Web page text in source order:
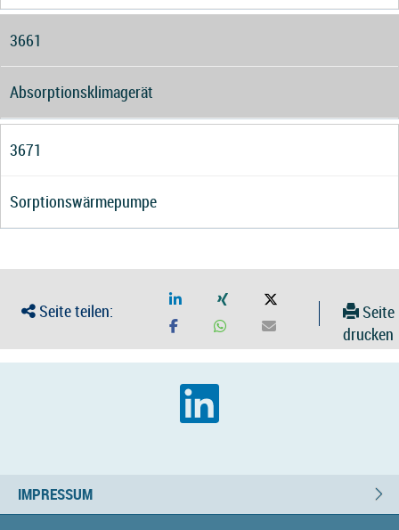
3661
Absorptionsklimagerät
3671
Sorptionswärmepumpe
Seite teilen:
Seite
drucken
IMPRESSUM